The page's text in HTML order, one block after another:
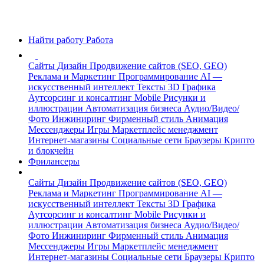
Найти работу Работа
Сайты Дизайн Продвижение сайтов (SEO, GEO)
Реклама и Маркетинг Программирование AI —
искусственный интеллект Тексты 3D Графика
Аутсорсинг и консалтинг Mobile Рисунки и
иллюстрации Автоматизация бизнеса Аудио/Видео/
Фото Инжиниринг Фирменный стиль Анимация
Мессенджеры Игры Маркетплейс менеджмент
Интернет-магазины Социальные сети Браузеры Крипто
и блокчейн
Фрилансеры
Сайты Дизайн Продвижение сайтов (SEO, GEO)
Реклама и Маркетинг Программирование AI —
искусственный интеллект Тексты 3D Графика
Аутсорсинг и консалтинг Mobile Рисунки и
иллюстрации Автоматизация бизнеса Аудио/Видео/
Фото Инжиниринг Фирменный стиль Анимация
Мессенджеры Игры Маркетплейс менеджмент
Интернет-магазины Социальные сети Браузеры Крипто